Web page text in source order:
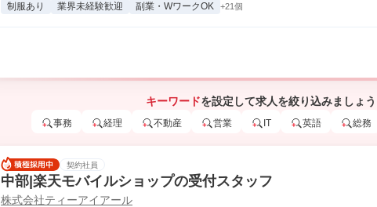
制服あり 業界未経験歓迎 副業・WワークOK +21個
キーワードを設定して求人を絞り込みましょう
事務 経理 不動産 営業 IT 英語 総務
契約社員
中部|楽天モバイルショップの受付スタッフ
株式会社ティーアイアール